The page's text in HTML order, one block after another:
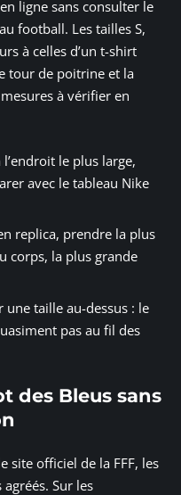
ligne sans consulter le
football. Les tailles S,
à celles d’un t-shirt
tour de poitrine et la
à vérifier en
le plus large,
avec le tableau Nike
replica, prendre la plus
corps, la plus grande
taille au-dessus : le
pas au fil des
des Bleus sans
site officiel de la FFF, les
Sur les